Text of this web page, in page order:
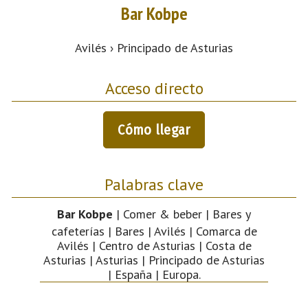
Bar Kobpe
Avilés › Principado de Asturias
Acceso directo
Cómo llegar
Palabras clave
Bar Kobpe | Comer & beber | Bares y
cafeterías | Bares | Avilés | Comarca de
Avilés | Centro de Asturias | Costa de
Asturias | Asturias | Principado de Asturias
| España | Europa.